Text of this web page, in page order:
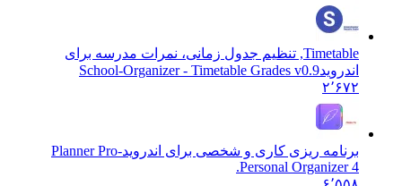
Timetable, تنظیم جدول زمانی، نمرات مدرسه برای
School-Organizer - Timetable Grades v0.9
برنامه ریزی کاری و شخصی برای اندروید Planner Pro-
Personal Organizer 4.